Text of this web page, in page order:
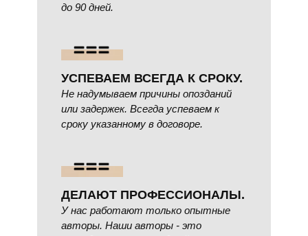
до 90 дней.
УСПЕВАЕМ ВСЕГДА К СРОКУ.
Не надумываем причины опозданий
или задержек. Всегда успеваем к
сроку указанному в договоре.
ДЕЛАЮТ ПРОФЕССИОНАЛЫ.
У нас работают только опытные
авторы. Наши авторы - это